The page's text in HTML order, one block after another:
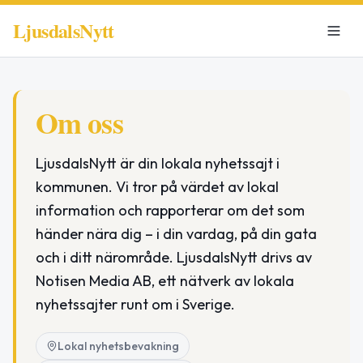
LjusdalsNytt
Om oss
LjusdalsNytt är din lokala nyhetssajt i
kommunen. Vi tror på värdet av lokal
information och rapporterar om det som
händer nära dig – i din vardag, på din gata
och i ditt närområde. LjusdalsNytt drivs av
Notisen Media AB, ett nätverk av lokala
nyhetssajter runt om i Sverige.
Lokal nyhetsbevakning